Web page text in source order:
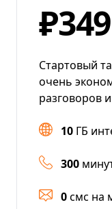
₽349
Стартовый
очень
разговоров
10 ГБ
300
0смс на